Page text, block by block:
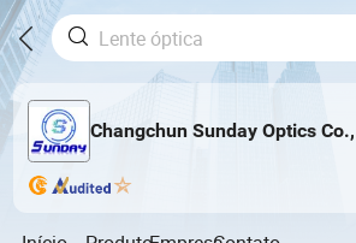
Changchun Sunday Optics